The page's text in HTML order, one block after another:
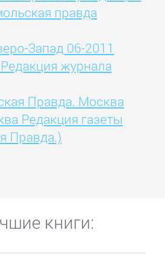
правда
Запад 06-2011
журнала
Правда. Москва
Редакция газеты
Правда.)
книги: